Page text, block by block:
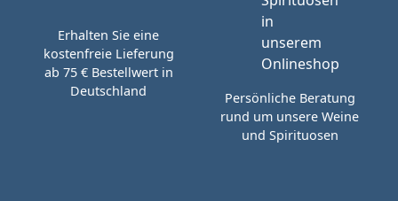
Erhalten Sie eine
kostenfreie Lieferung
ab 75 € Bestellwert in
Deutschland
Persönliche Beratung
rund um unsere Weine
und Spirituosen